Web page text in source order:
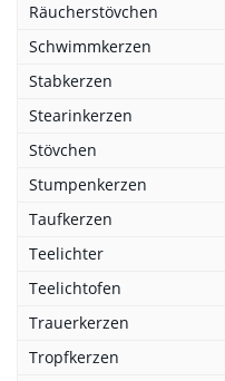
Räucherstövchen
Schwimmkerzen
Stabkerzen
Stearinkerzen
Stövchen
Stumpenkerzen
Taufkerzen
Teelichter
Teelichtofen
Trauerkerzen
Tropfkerzen